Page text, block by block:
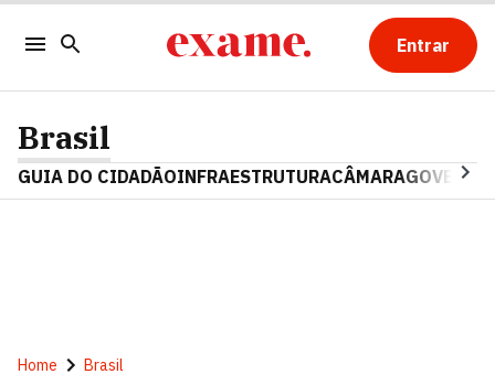
Entrar
Brasil
GUIA DO CIDADÃOINFRAESTRUTURACÂMARAGOVERNO
Home Brasil